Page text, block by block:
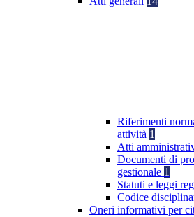
Riferimenti
attività 1
Atti
Documenti di
gestionale 1
Statuti e leggi
Codice
Oneri informativi per